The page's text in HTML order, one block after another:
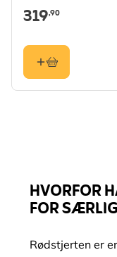
halvåben - Grøn
319,90
HVORFOR
FOR
Rødstjerten er